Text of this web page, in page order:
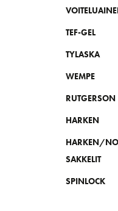
TEF-GEL
TYLASKA
WEMPE
RUTGERSON
HARKEN
HARKEN/
SAKKELIT
SPINLOCK